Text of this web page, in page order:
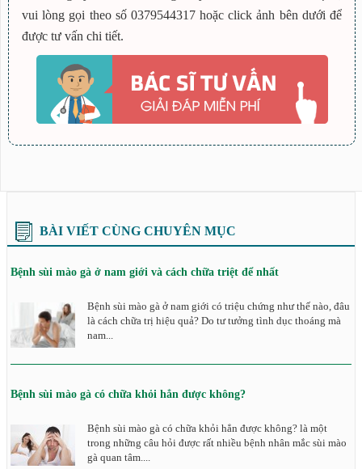
vui lòng gọi theo số 0379544317 hoặc click ảnh bên dưới để
được tư vấn chi tiết.
BÀI VIẾT CÙNG CHUYÊN MỤC
Bệnh sùi mào gà ở nam giới và cách chữa triệt để nhất
Bệnh sùi mào gà ở nam giới có triệu chứng như thế nào, đâu
là cách chữa trị hiệu quả? Do tư tưởng tình dục thoáng mà
nam...
Bệnh sùi mào gà có chữa khỏi hẳn được không?
Bệnh sùi mào gà có chữa khỏi hẳn được không? là một
trong những câu hỏi được rất nhiều bệnh nhân mắc sùi mào
gà quan tâm....